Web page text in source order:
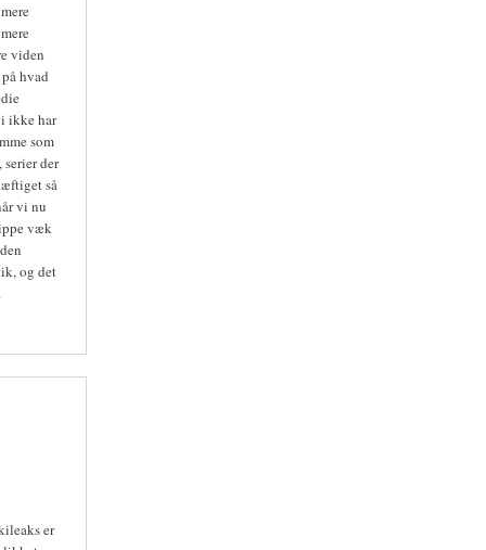
viden
hvad
ikke har
som
der
så
vi nu
væk
og det
er